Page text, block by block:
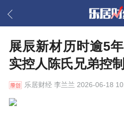
展辰新材历时逾5
实控人陈氏兄弟控
乐居财经李兰兰 2026-06-18